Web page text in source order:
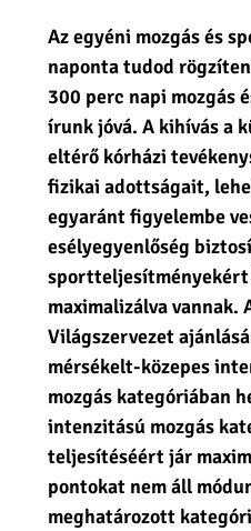
Az egyéni mozgás és
naponta tudod
300 perc napi mozgás
írunk jóvá. A kihívás a
eltérő kórházi
fizikai adottságait,
egyaránt figyelembe
esélyegyenlőség
maximalizálva vannak.
Világszervezet
mérsékelt-közepes
mozgás kategóriában
intenzitású mozgás
teljesítéséért jár
pontokat nem áll
meghatározott